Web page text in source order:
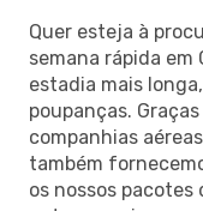
Quer esteja à
semana rápida em
estadia mais
poupanças.
companhias
também
os nossos pacotes